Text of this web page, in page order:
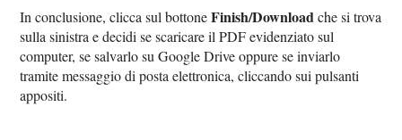
In conclusione, clicca sul bottoneFinish/Downloadche si trova
sulla sinistra e decidi se scaricare il PDF evidenziato sul
computer, se salvarlo su Google Drive oppure se inviarlo
tramite messaggio di posta elettronica, cliccando sui pulsanti
appositi.